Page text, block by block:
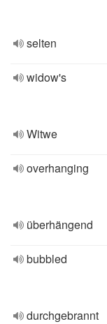
selten
widow's
Witwe
overhanging
überhängend
bubbled
durchgebrannt